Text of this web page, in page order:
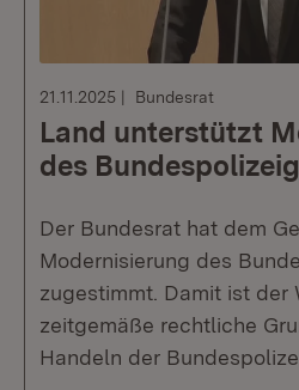
21.11.2025 Bundesrat
Land unterstützt
des
Der Bundesrat hat dem
Modernisierung des
zugestimmt. Damit ist der
zeitgemäße rechtliche
Handeln der